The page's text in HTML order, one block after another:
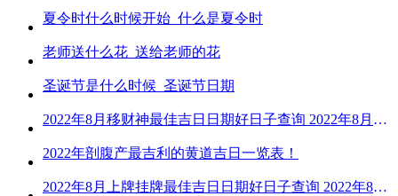
夏令时什么时候开始_什么是夏令时
老师送什么花_送给老师的花
圣诞节是什么时候_圣诞节日期
2022年8月移财神最佳吉日日期好日子查询 2022年8月移财神吉日一览
2022年剖腹产最吉利的黄道吉日一览表！
2022年8月上牌挂牌最佳吉日日期好日子查询 2022年8月上牌吉日精选